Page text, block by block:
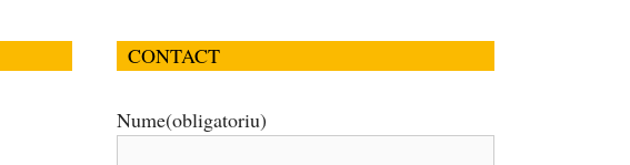
CONTACT
Nume(obligatoriu)